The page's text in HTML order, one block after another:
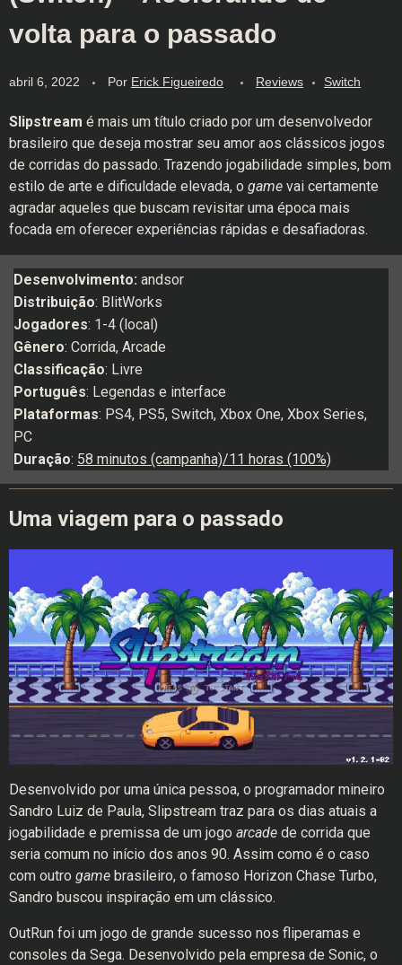
volta para o passado
abril 6, 2022 Por Erick Figueiredo Reviews Switch
Slipstream é mais um título criado por um desenvolvedor
brasileiro que deseja mostrar seu amor aos clássicos jogos
de corridas do passado. Trazendo jogabilidade simples, bom
estilo de arte e dificuldade elevada, o game vai certamente
agradar aqueles que buscam revisitar uma época mais
focada em oferecer experiências rápidas e desafiadoras.
Desenvolvimento: andsor
Distribuição: BlitWorks
Jogadores: 1-4 (local)
Gênero: Corrida, Arcade
Classificação: Livre
Português: Legendas e interface
Plataformas: PS4, PS5, Switch, Xbox One, Xbox Series,
PC
Duração: 58 minutos (campanha)/11 horas (100%)
Uma viagem para o passado
Desenvolvido por uma única pessoa, o programador mineiro
Sandro Luiz de Paula, Slipstream traz para os dias atuais a
jogabilidade e premissa de um jogo arcade de corrida que
seria comum no início dos anos 90. Assim como é o caso
com outro game brasileiro, o famoso Horizon Chase Turbo,
Sandro buscou inspiração em um clássico.
OutRun foi um jogo de grande sucesso nos fliperamas e
consoles da Sega. Desenvolvido pela empresa de Sonic, o